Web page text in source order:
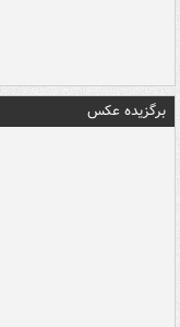
برگزیده عکس